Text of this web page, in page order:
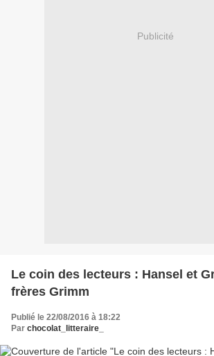
Publicité
Le coin des lecteurs : Hansel et
frères Grimm
Publié le 22/08/2016 à 18:22
Par chocolat_litteraire_